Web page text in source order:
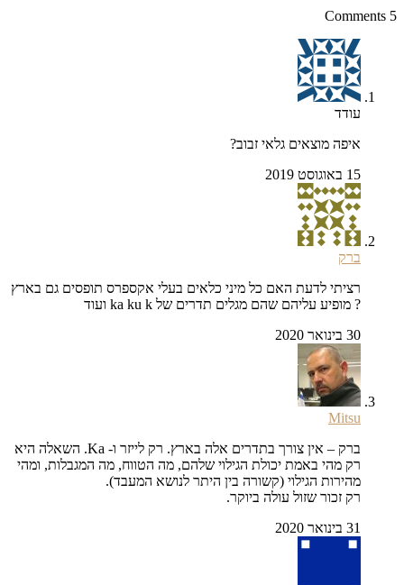
איפה מוצאים גלאי זבוב?
רציתי לדעת האם כל מיני כלאים בעלי אקספרס תופסים גם בארץ
? מופיע עליהם שהם מגלים תדרים של ka ku k ועוד
Mitsu
ברק – אין צורך בתדרים אלה בארץ. רק לייזר ו- Ka. השאלה היא
רק מהי באמת יכולת הגילוי שלהם, מה הטווח, מה המגבלות, ומהי
מהירות הגילוי (קשורה בין היתר לנושא המעבד).
רק זכור שזול עולה ביוקר.